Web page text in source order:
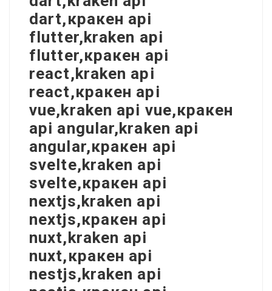
dart,кракен api
flutter,kraken api
flutter,кракен api
react,kraken api
react,кракен api
vue,kraken api vue,кракен
api angular,kraken api
angular,кракен api
svelte,kraken api
svelte,кракен api
nextjs,kraken api
nextjs,кракен api
nuxt,kraken api
nuxt,кракен api
nestjs,kraken api